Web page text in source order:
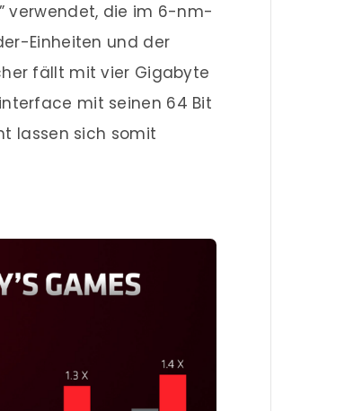
verwendet, die im 6-nm-
Einheiten und der
fällt mit vier Gigabyte
mit seinen 64 Bit
lassen sich somit